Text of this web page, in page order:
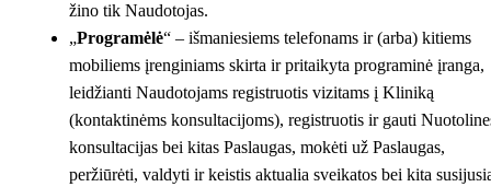
žino tik Naudotojas.
„Programėlė“ – išmaniesiems telefonams ir (arba) kitiems
mobiliems įrenginiams skirta ir pritaikyta programinė įranga,
leidžianti Naudotojams registruotis vizitams į Kliniką
(kontaktinėms konsultacijoms), registruotis ir gauti
konsultacijas bei kitas Paslaugas, mokėti už Paslaugas,
peržiūrėti, valdyti ir keistis aktualia sveikatos bei kita